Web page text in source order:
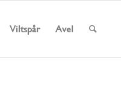
Viltspår Avel